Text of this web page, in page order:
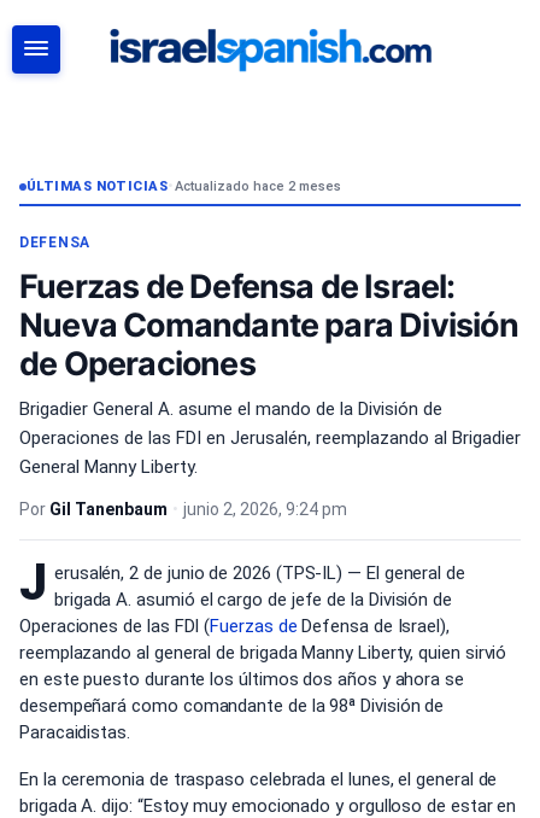
ÚLTIMAS NOTICIAS• Actualizado hace 2 meses
DEFENSA
Fuerzas de Defensa de Israel:
Nueva Comandante para División
de Operaciones
Brigadier General A. asume el mando de la División de
Operaciones de las FDI en Jerusalén, reemplazando al Brigadier
General Manny Liberty.
Por Gil Tanenbaum • junio 2, 2026, 9:24 pm
J erusalén, 2 de junio de 2026 (TPS-IL) — El general de
brigada A. asumió el cargo de jefe de la División de
Operaciones de las FDI (Fuerzas de Defensa de Israel),
reemplazando al general de brigada Manny Liberty, quien sirvió
en este puesto durante los últimos dos años y ahora se
desempeñará como comandante de la 98ª División de
Paracaidistas.
En la ceremonia de traspaso celebrada el lunes, el general de
brigada A. dijo: “Estoy muy emocionado y orgulloso de estar en